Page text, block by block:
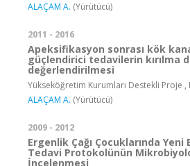
ALAÇAM A. (Yürütücü)
2011 - 2016
Apeksifikasyon sonrası kök
güçlendirici tedavilerin kırılma
değerlendirilmesi
Yükseköğretim Kurumları Destekli Proje ,
ALAÇAM A. (Yürütücü)
2009 - 2012
Ergenlik Çağı Çocuklarında Yeni
Tedavi Protokolünün
İncelenmesi